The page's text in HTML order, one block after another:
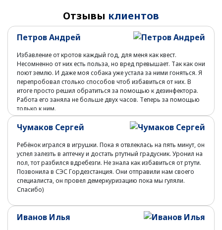
Отзывы клиентов
Петров Андрей
Избавление от кротов каждый год, для меня как квест.
Несомненно от них есть польза, но вред превышает. Так как они
поют землю. И даже моя собака уже устала за ними гоняться. Я
перепробовал столько способов чтоб избавиться от них. В
итоге просто решил обратиться за помощью к дезинфектора.
Работа его заняла не больше двух часов. Теперь за помощью
только к ним.
Чумаков Сергей
Ребёнок игрался в игрушки. Пока я отвлеклась на пять минут, он
успел залезть в аптечку и достать ртутный градусник. Уронил на
пол, тот разбился вдребезги. Не знала как избавиться от ртути.
Позвонила в СЭС Гордезстанция. Они отправили нам своего
специалиста, он провел демеркуризацию пока мы гуляли.
Спасибо)
Иванов Илья